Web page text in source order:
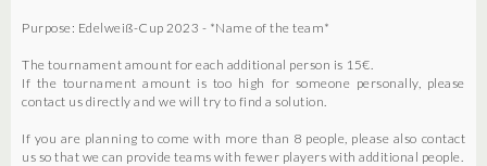
Purpose: Edelweiß-Cup 2023 - *Name of the team*
The tournament amount for each additional person is 15€.
If the tournament amount is too high for someone personally, please
contact us directly and we will try to find a solution.
If you are planning to come with more than 8 people, please also contact
us so that we can provide teams with fewer players with additional people.